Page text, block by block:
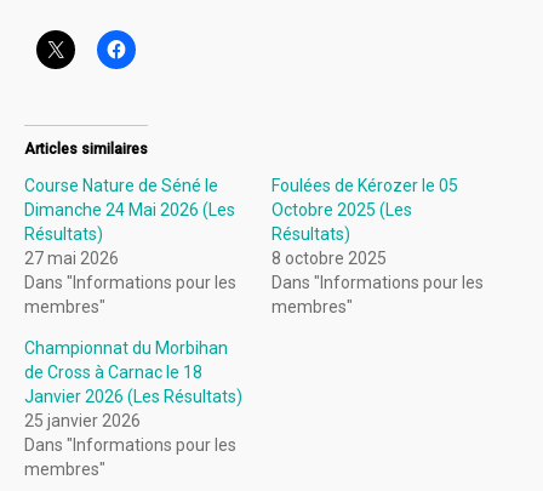
Articles similaires
Course Nature de Séné le
Dimanche 24 Mai 2026 (Les
Résultats)
27 mai 2026
Dans "Informations pour les
membres"
Foulées de Kérozer le 05
Octobre 2025 (Les
Résultats)
8 octobre 2025
Dans "Informations pour les
membres"
Championnat du Morbihan
de Cross à Carnac le 18
Janvier 2026 (Les Résultats)
25 janvier 2026
Dans "Informations pour les
membres"